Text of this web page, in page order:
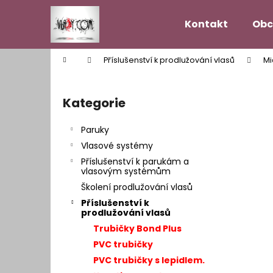
Kontakt
Domů Příslušenství k prodlužování vlasů
Přeskočit
kategorie
Kategorie
Paruky
Vlasové systémy
Příslušenství k parukám a
vlasovým systémům
Školení prodlužování vlasů
Příslušenství k
prodlužování vlasů
Trubičky Bond Plus
PVC trubičky
PVC trubičky s lepidlem.
í
Zpět
do
Zpět
do
VLASOVÝ SYSTÉM MODEL HOLLYWOOD